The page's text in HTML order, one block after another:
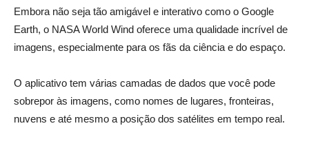
Embora não seja tão amigável e interativo como o Google
Earth, o NASA World Wind oferece uma qualidade incrível de
imagens, especialmente para os fãs da ciência e do espaço.
O aplicativo tem várias camadas de dados que você pode
sobrepor às imagens, como nomes de lugares, fronteiras,
nuvens e até mesmo a posição dos satélites em tempo real.